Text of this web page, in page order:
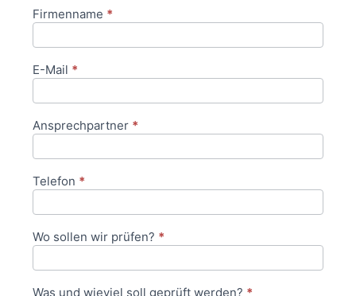
Anfrageformular
Firmenname *
E-Mail *
Ansprechpartner *
Telefon *
Wo sollen wir prüfen? *
Was und wieviel soll geprüft werden? *